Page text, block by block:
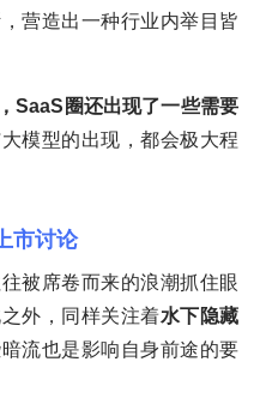
营造出一种行业内举目皆
SaaS圈还出现了一些需要
模型的出现，都会极大程
市讨论
被席卷而来的浪潮抓住眼
外，同样关注着水下隐藏
流也是影响自身前途的要